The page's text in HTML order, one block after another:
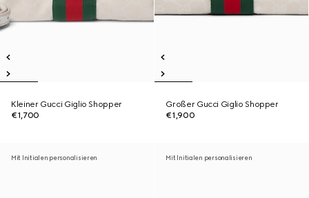
Kleiner Gucci Giglio Shopper
€1,700
Großer Gucci Giglio Shopper
€1,900
Mit Initialen personalisieren Mit Initialen personalisieren